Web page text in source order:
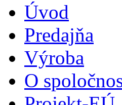
Úvod
Predajňa
Výroba
O